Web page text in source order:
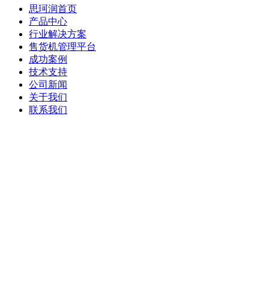
思珂润首页
产品中心
行业解决方案
售货机管理平台
成功案例
技术支持
公司新闻
关于我们
联系我们